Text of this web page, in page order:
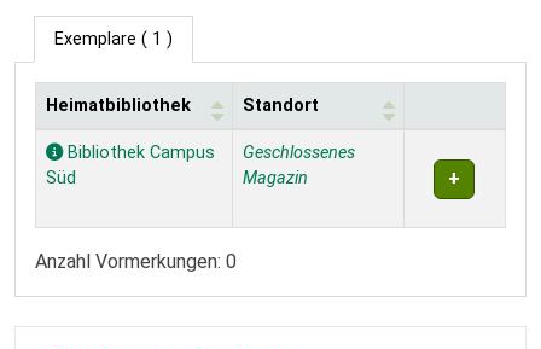
Exemplare ( 1 )
Exemplare
Heimatbibliothek Standort
Bibliothek Campus
Süd
Geschlossenes
Magazin
Anzahl Vormerkungen: 0